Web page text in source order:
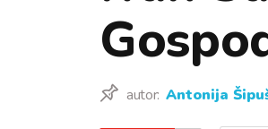
autor: Antonija